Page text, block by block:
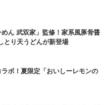
ん 武双家」監修！家系風豚骨醤
とり天うどんが新登場
ボ！夏限定「おいしーレモンの